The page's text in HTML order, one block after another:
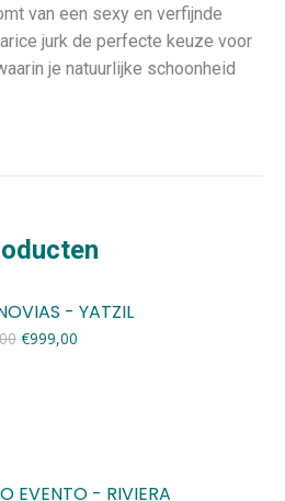
van een sexy en verfijnde
jurk de perfecte keuze voor
je natuurlijke schoonheid
- YATZIL
Oorspronkelijke
€999,00
EVENTO - RIVIERA